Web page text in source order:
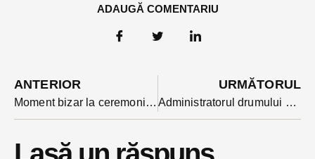
ADAUGĂ COMENTARIU
ANTERIOR
Moment bizar la ceremonia de depunere a jurământului noii echipe de la Prefectura BN: la solicitarea presedintelui PSD participanții s-au rugat ținându-se de mâini
URMĂTORUL
Administratorul drumului pe care s-au ciocnit două tiruri amendat de polițiști